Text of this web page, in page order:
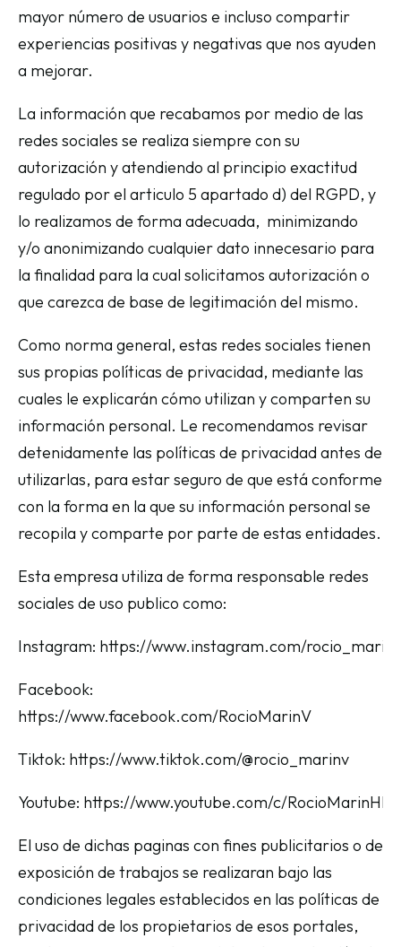
mayor número de usuarios e incluso compartir
experiencias positivas y negativas que nos ayuden
a mejorar.
La información que recabamos por medio de las
redes sociales se realiza siempre con su
autorización y atendiendo al principio exactitud
regulado por el articulo 5 apartado d) del RGPD, y
lo realizamos de forma adecuada, minimizando
y/o anonimizando cualquier dato innecesario para
la finalidad para la cual solicitamos autorización o
que carezca de base de legitimación del mismo.
Como norma general, estas redes sociales tienen
sus propias políticas de privacidad, mediante las
cuales le explicarán cómo utilizan y comparten su
información personal. Le recomendamos revisar
detenidamente las políticas de privacidad antes de
utilizarlas, para estar seguro de que está conforme
con la forma en la que su información personal se
recopila y comparte por parte de estas entidades.
Esta empresa utiliza de forma responsable redes
sociales de uso publico como:
Instagram: https://www.instagram.com/
Facebook:
https://www.facebook.com/RocioMarinV
Tiktok: https://www.tiktok.com/@rocio_marinv
Youtube: https://www.youtube.com/c/
El uso de dichas paginas con fines publicitarios o de
exposición de trabajos se realizaran bajo las
condiciones legales establecidos en las políticas de
privacidad de los propietarios de esos portales,